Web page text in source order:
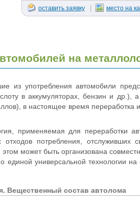
оставить заявку место на
на
из употребления автомобили
в аккумуляторах, бензин и др.),
в настоящее время переработка
применяемая для переработки
потребления, отслуживших
может быть организована
единой универсальной технологии
Вещественный состав автолома